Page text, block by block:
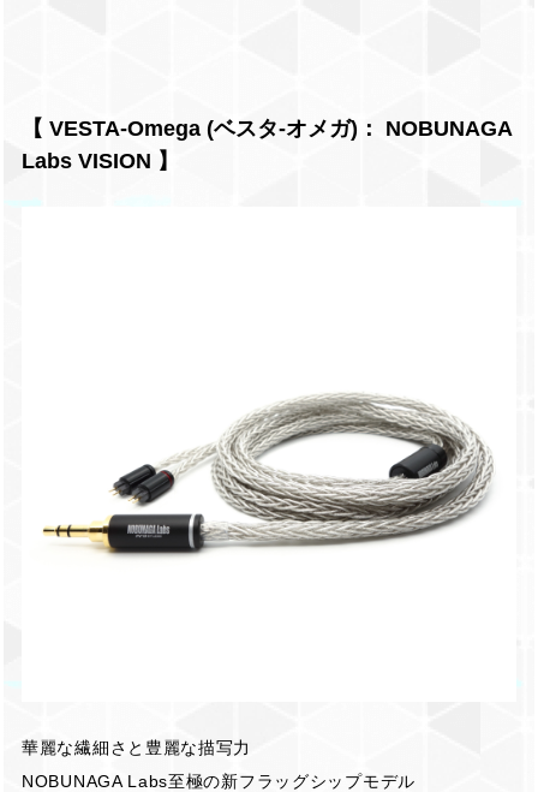
【 VESTA-Omega (ベスタ-オメガ)： NOBUNAGA
Labs VISION 】
華麗な繊細さと豊麗な描写力
NOBUNAGA Labs至極の新フラッグシップモデル